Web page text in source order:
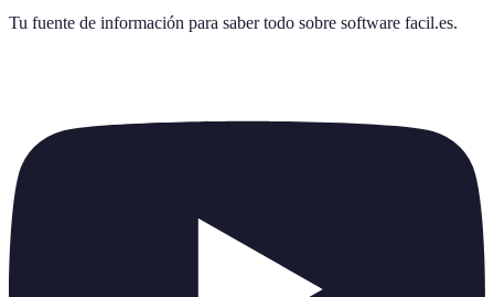
Tu fuente de información para saber todo sobre software facil.es.